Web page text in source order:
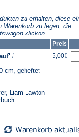
zu erhalten, diese
Warenkorb zu legen, die
klicken.
Preis
/
cm, geheftet
Liam Lawton
5,00€